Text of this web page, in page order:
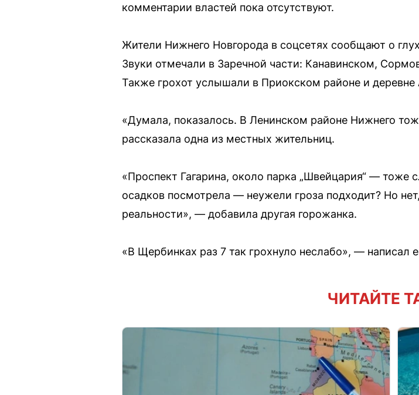
комментарии властей пока отсутствуют.
Жители Нижнего Новгорода в соцсетях сообщают о
Звуки отмечали в Заречной части: Канавинском,
Также грохот услышали в Приокском районе и деревне
«Думала, показалось. В Ленинском районе Нижнего
рассказала одна из местных жительниц.
«Проспект Гагарина, около парка „Швейцария“ — тоже
осадков посмотрела — неужели гроза подходит? Но
реальности», — добавила другая горожанка.
«В Щербинках раз 7 так грохнуло неслабо», — написал
ЧИТАЙТЕ